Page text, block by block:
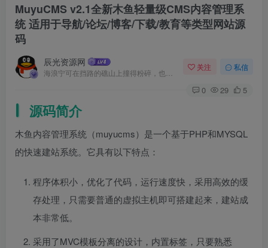
MuyuCMS v2.1全新木鱼轻量级CMS内容管理系
统 适用于导航/论坛/博客/下载/教育等类型网站源
码
辰光资源网 关注 私信
0 29 5
源码简介
木鱼内容管理系统（muyucms）是一个基于PHP和MYSQL
的快速建站系统。它具有以下特点：
程序体积小，优化了代码，运行速度快，采用高效的缓
存处理，只需要普通的虚拟主机即可搭建起来，建站成
本非常低。
采用了MVC模板分离的设计，内置标签，只要熟悉